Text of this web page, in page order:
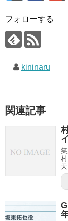
フォローする
kininaru
関連記事
天